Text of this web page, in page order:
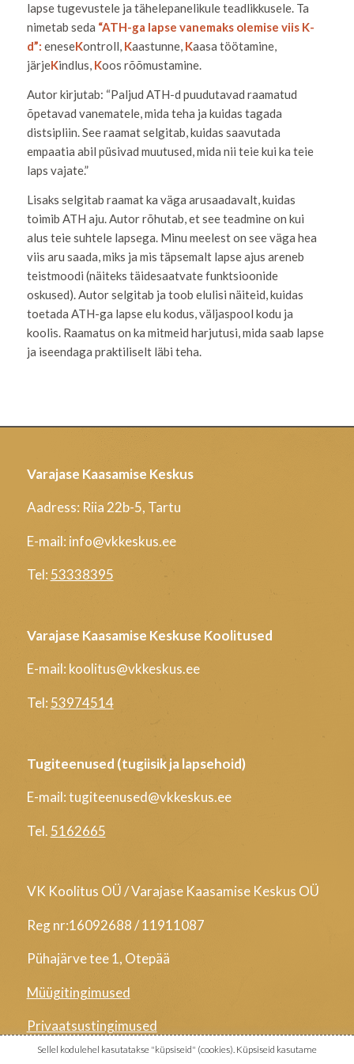
lapse tugevustele ja tähelepanelikule teadlikkusele. Ta
nimetab seda “ATH-ga lapse vanemaks olemise viis K-
d”: eneseKontroll, Kaastunne, Kaasa töötamine,
järjeKindlus, Koos rõõmustamine.
Autor kirjutab: “Paljud ATH-d puudutavad raamatud
õpetavad vanematele, mida teha ja kuidas tagada
distsipliin. See raamat selgitab, kuidas saavutada
empaatia abil püsivad muutused, mida nii teie kui ka teie
laps vajate.”
Lisaks selgitab raamat ka väga arusaadavalt, kuidas
toimib ATH aju. Autor rõhutab, et see teadmine on kui
alus teie suhtele lapsega. Minu meelest on see väga hea
viis aru saada, miks ja mis täpsemalt lapse ajus areneb
teistmoodi (näiteks täidesaatvate funktsioonide
oskused). Autor selgitab ja toob elulisi näiteid, kuidas
toetada ATH-ga lapse elu kodus, väljaspool kodu ja
koolis. Raamatus on ka mitmeid harjutusi, mida saab lapse
ja iseendaga praktiliselt läbi teha.
Varajase Kaasamise Keskus
Aadress: Riia 22b-5, Tartu
E-mail: info@vkkeskus.ee
Tel: 53338395
Varajase Kaasamise Keskuse Koolitused
E-mail: koolitus@vkkeskus.ee
Tel: 53974514
Tugiteenused (tugiisik ja lapsehoid)
E-mail: tugiteenused@vkkeskus.ee
Tel. 5162665
VK Koolitus OÜ / Varajase Kaasamise Keskus OÜ
Reg nr:16092688 / 11911087
Pühajärve tee 1, Otepää
Müügitingimused
Privaatsustingimused
Sellel kodulehel kasutatakse "küpsiseid" (cookies). Küpsiseid kasutame